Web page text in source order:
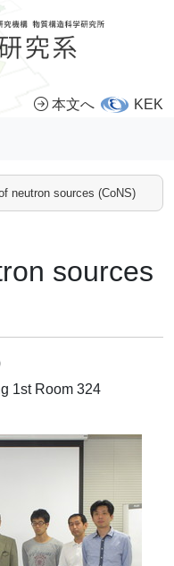
本文へ KEK
neutron sources (CoNS)
sources
1st Room 324